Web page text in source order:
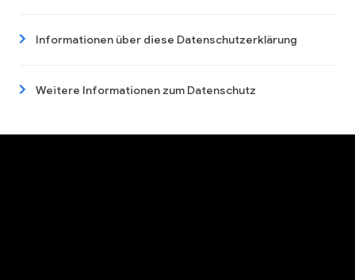
Informationen über diese Datenschutzerklärung
Weitere Informationen zum Datenschutz